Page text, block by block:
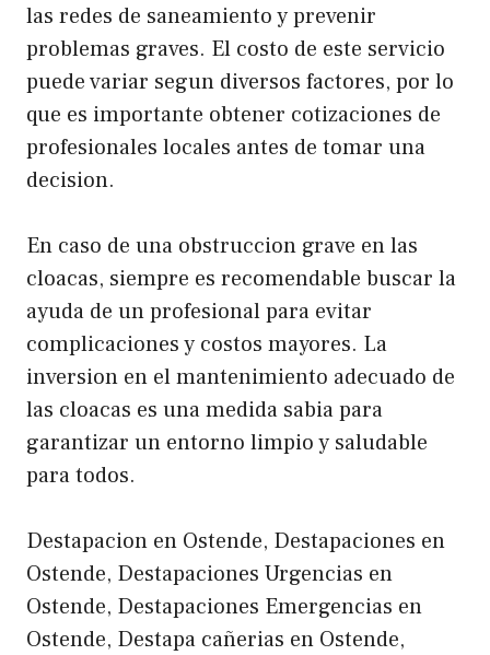
las redes de saneamiento y prevenir
problemas graves. El costo de este servicio
puede variar segun diversos factores, por lo
que es importante obtener cotizaciones de
profesionales locales antes de tomar una
decision.
En caso de una obstruccion grave en las
cloacas, siempre es recomendable buscar la
ayuda de un profesional para evitar
complicaciones y costos mayores. La
inversion en el mantenimiento adecuado de
las cloacas es una medida sabia para
garantizar un entorno limpio y saludable
para todos.
Destapacion en Ostende, Destapaciones en
Ostende, Destapaciones Urgencias en
Ostende, Destapaciones Emergencias en
Ostende, Destapa cañerias en Ostende,